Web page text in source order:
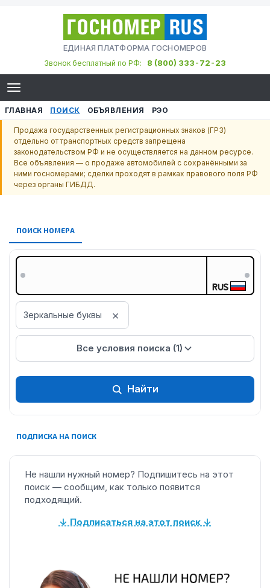
ЕДИНАЯ ПЛАТФОРМА ГОСНОМЕРОВ
Звонок бесплатный по РФ:
8 (800) 333-72-23
ГЛАВНАЯ ПОИСК ОБЪЯВЛЕНИЯ РЭО
Продажа государственных регистрационных знаков (ГРЗ)
отдельно от транспортных средств запрещена
законодательством РФ и не осуществляется на данном ресурсе.
Все объявления — о продаже автомобилей с сохранёнными за
ними госномерами; сделки проходят в рамках правового поля РФ
через органы ГИБДД.
ПОИСК НОМЕРА
RUS
Зеркальные буквы ×
Все условия поиска (1)
Найти
ПОДПИСКА НА ПОИСК
Не нашли нужный номер? Подпишитесь на этот
поиск — сообщим, как только появится
подходящий.
↓ Подписаться на этот поиск ↓